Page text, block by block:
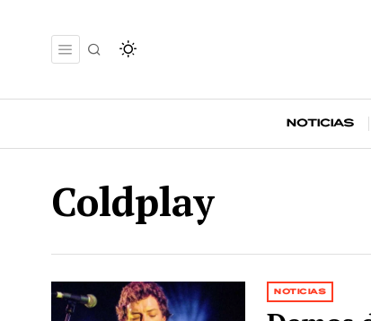
Noticias
Coldplay
NOTICIAS